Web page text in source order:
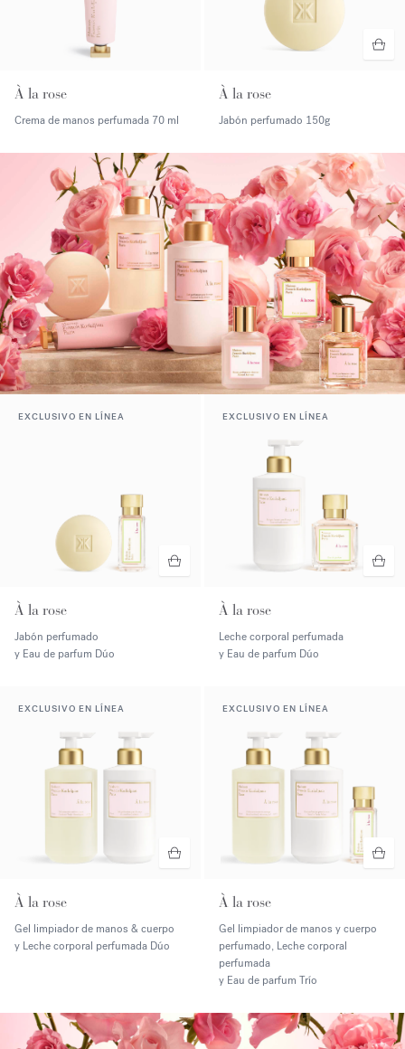
À la rose
Crema de manos perfumada 70 ml
À la rose
Jabón perfumado 150g
EXCLUSIVO EN LÍNEA
À la rose
Jabón perfumado
y Eau de parfum Dúo
EXCLUSIVO EN LÍNEA
À la rose
Leche corporal perfumada
y Eau de parfum Dúo
EXCLUSIVO EN LÍNEA
À la rose
Gel limpiador de manos & cuerpo
y Leche corporal perfumada Dúo
EXCLUSIVO EN LÍNEA
À la rose
Gel limpiador de manos y cuerpo
perfumado, Leche corporal
perfumada
y Eau de parfum Trío